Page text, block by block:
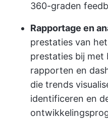
360-graden
Rapportage en
prestaties van
prestaties bij met
rapporten en
die trends
identificeren en